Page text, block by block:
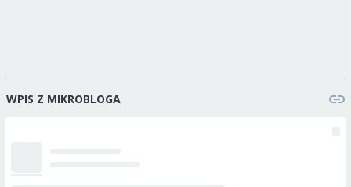
WPIS Z MIKROBLOGA